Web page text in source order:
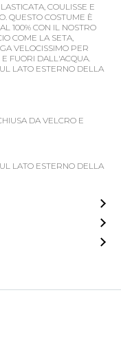
COULISSE E
QUESTO COSTUME È
100% CON IL NOSTRO
COME LA SETA,
VELOCISSIMO PER
FUORI DALL'ACQUA.
LATO ESTERNO DELLA
DA VELCRO E
LATO ESTERNO DELLA